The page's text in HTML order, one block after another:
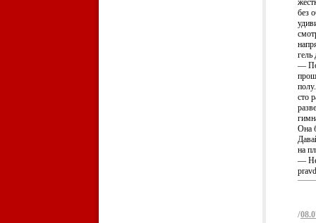
без
—
сто
Она
на
— Не
/